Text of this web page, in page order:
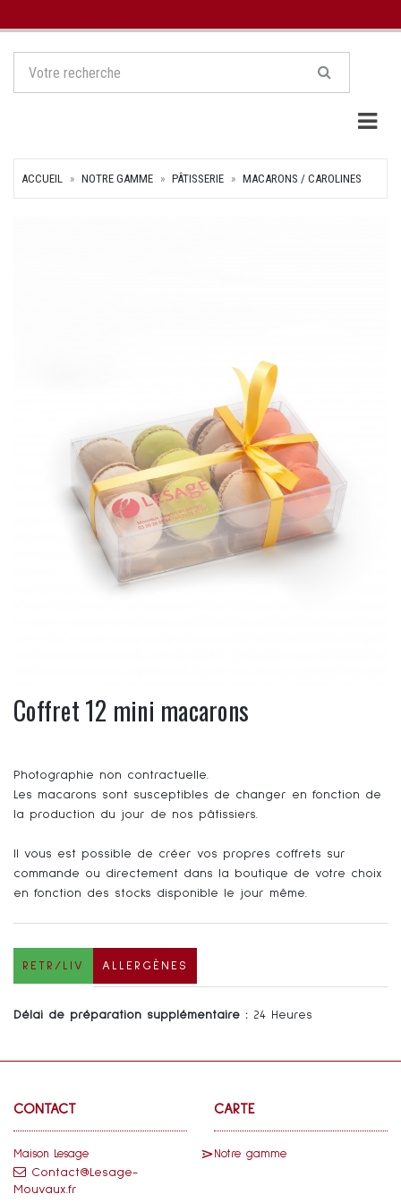
ACCUEIL NOTRE GAMME PÂTISSERIE MACARONS / CAROLINES
Coffret 12 mini macarons
Photographie non contractuelle.
Les macarons sont susceptibles de changer en fonction de
la production du jour de nos pâtissiers.
Il vous est possible de créer vos propres coffrets sur
commande ou directement dans la boutique de votre choix
en fonction des stocks disponible le jour même.
RETR/LIV ALLERGÈNES
Délai de préparation supplémentaire : 24 Heures
CONTACT
Maison Lesage
Contact@Lesage-
Mouvaux.fr
CARTE
Notre gamme